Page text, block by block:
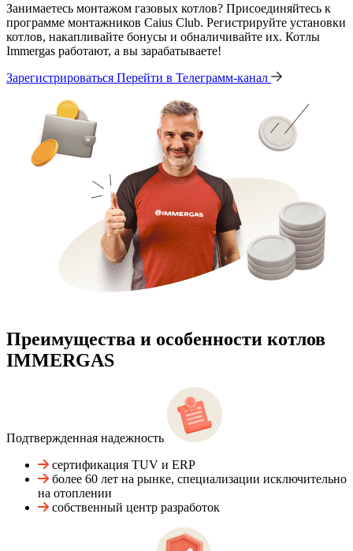
Занимаетесь монтажом газовых котлов? Присоединяйтесь к
программе монтажников Caius Club. Регистрируйте установки
котлов, накапливайте бонусы и обналичивайте их. Котлы
Immergas работают, а вы зарабатываете!
Зарегистрироваться Перейти в Телеграмм-канал
Преимущества и особенности котлов
IMMERGAS
Подтвержденная надежность
сертификация TUV и ERP
более 60 лет на рынке, специализации исключительно
на отоплении
собственный центр разработок